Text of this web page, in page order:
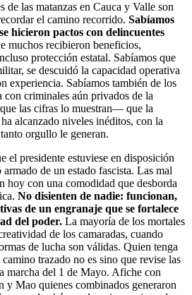
de las matanzas en Cauca y Valle son
el camino recorrido. Sabíamos
hicieron pactos con delincuentes
muchos recibieron beneficios,
protección estatal. Sabíamos que
se descuidó la capacidad operativa
experiencia. Sabíamos también de los
con criminales aún privados de la
las cifras lo muestran— que la
alcanzado niveles inéditos, con la
orgullo le generan.
el presidente estuviese en disposición
de un estado fascista. Las mal
hoy con una comodidad que desborda
No disienten de nadie: funcionan,
de un engranaje que se fortalece
del poder. La mayoría de los mortales
de los camaradas, cuando
de lucha son válidas. Quien tenga
trazado no es sino que revise las
marcha del 1 de Mayo. Afiche con
Mao quienes combinados generaron